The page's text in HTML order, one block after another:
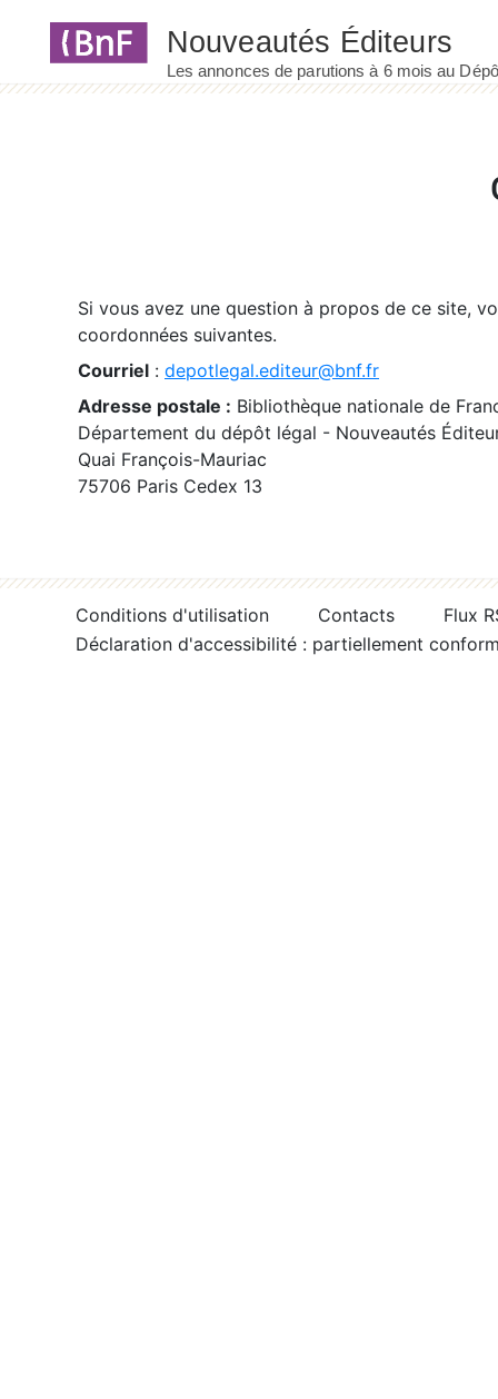
Si vous avez une question à propos de ce site,
coordonnées suivantes.
Courriel : depotlegal.editeur@bnf.fr
Adresse postale : Bibliothèque nationale de
Département du dépôt légal - Nouveautés
Quai François-Mauriac
75706 Paris Cedex 13
Conditions d'utilisation Contacts
Flux
Déclaration d'accessibilité : partiellement